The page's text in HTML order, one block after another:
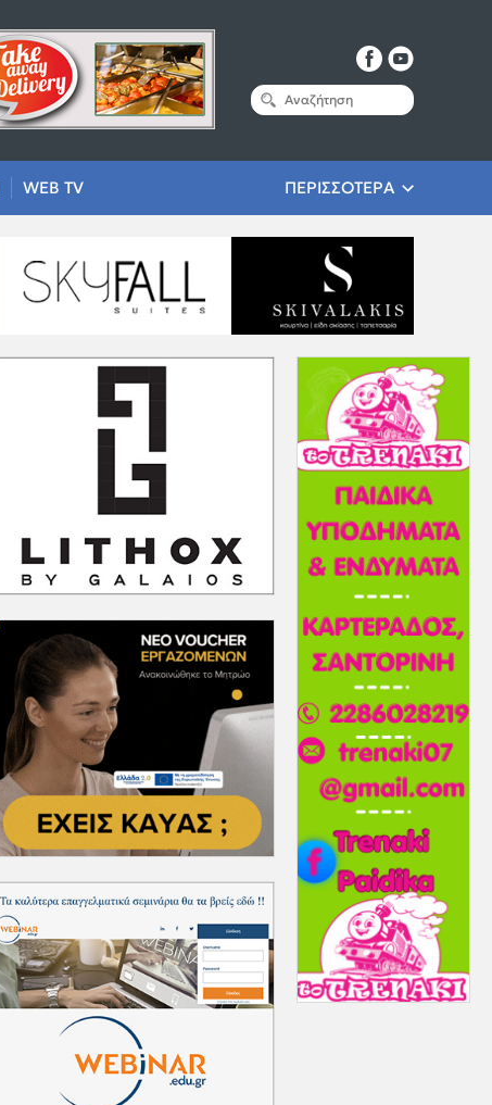
WEB TV ΠΕΡΙΣΣΟΤΕΡΑ